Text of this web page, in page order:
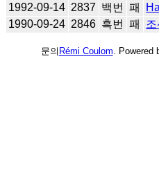
1992-09-14 2837 백번 패
1990-09-24 2846 흑번 패 조
문의 Rémi Coulom . Powered